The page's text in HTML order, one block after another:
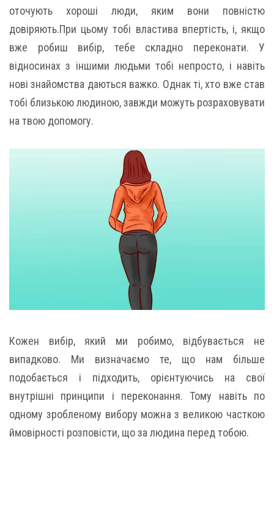
оточують хороші люди, яким вони повністю
довіряють.При цьому тобі властива впертість, і, якщо
вже робиш вибір, тебе складно переконати. У
відносинах з іншими людьми тобі непросто, і навіть
нові знайомства даються важко. Однак ті, хто вже став
тобі близькою людиною, завжди можуть розраховувати
на твою допомогу.
Кожен вибір, який ми робимо, відбувається не
випадково. Ми визначаємо те, що нам більше
подобається і підходить, орієнтуючись на свої
внутрішні принципи і переконання. Тому навіть по
одному зробленому вибору можна з великою часткою
ймовірності розповісти, що за людина перед тобою.